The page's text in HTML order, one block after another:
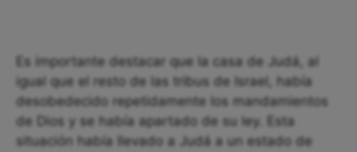
Es importante destacar que la casa de Judá, al
igual que el resto de las tribus de Israel, había
desobedecido repetidamente los mandamientos
de Dios y se había apartado de su ley. Esta
situación había llevado a Judá a un estado de